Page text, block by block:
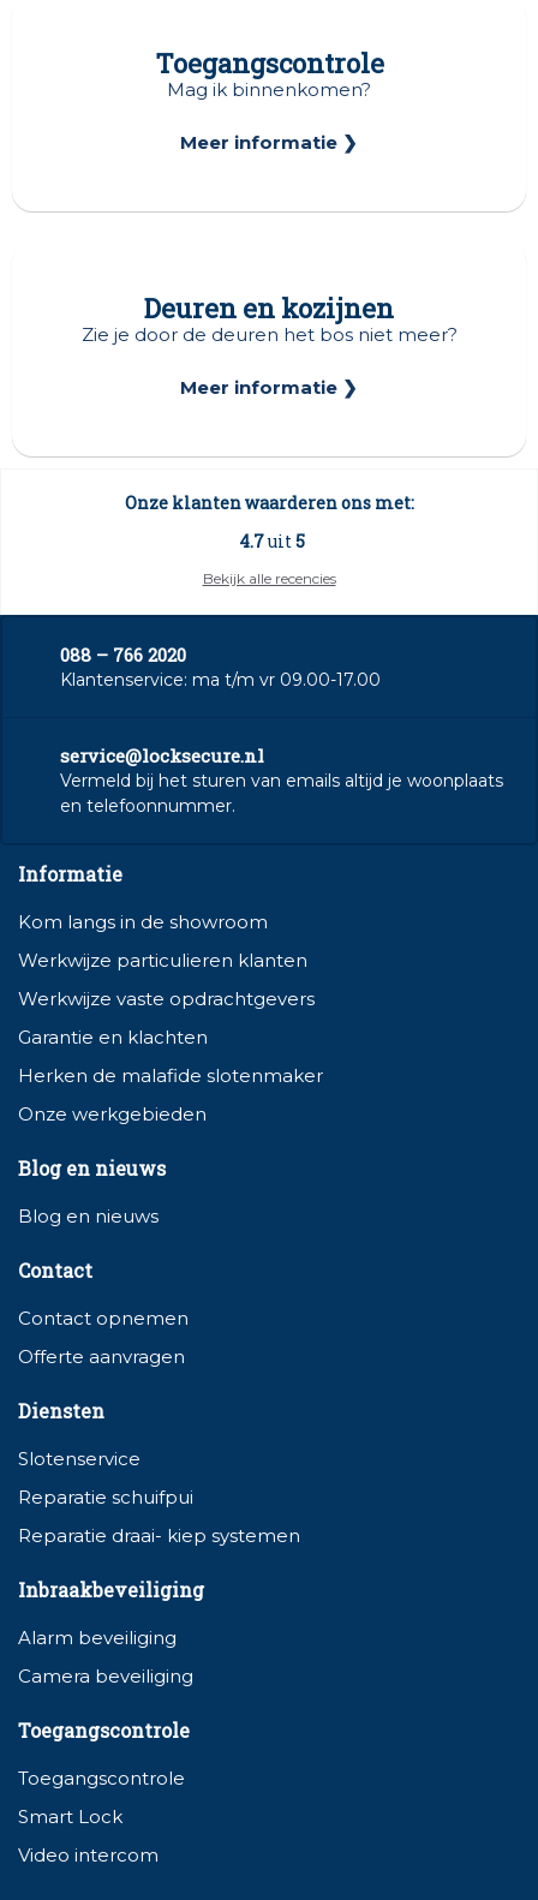
Toegangscontrole
Mag ik binnenkomen?
Meer informatie ❯
Deuren en kozijnen
Zie je door de deuren het bos niet meer?
Meer informatie ❯
Onze klanten waarderen ons met:
4.7uit 5
Bekijk alle recencies
Informatie
Kom langs in de showroom
Werkwijze particulieren klanten
Werkwijze vaste opdrachtgevers
Garantie en klachten
Herken de malafide slotenmaker
Onze werkgebieden
Blog en nieuws
Blog en nieuws
Contact
Contact opnemen
Offerte aanvragen
Diensten
Slotenservice
Reparatie schuifpui
Reparatie draai- kiep systemen
Inbraakbeveiliging
Alarm beveiliging
Camera beveiliging
Toegangscontrole
Toegangscontrole
Smart Lock
Video intercom
088 – 766 2020
Klantenservice: ma t/m vr 09.00-17.00
service@locksecure.nl
Vermeld bij het sturen van emails altijd je woonplaats
en telefoonnummer.